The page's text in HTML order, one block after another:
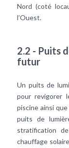
Nord (coté
l’Ouest.
2.2 - Puits
futur
Un puits de
pour revigorer
piscine ainsi
puits de
stratification
chauffage